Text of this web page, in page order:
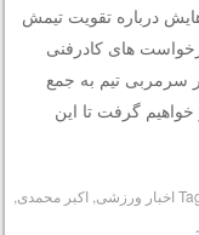
درباره تقویت تیمش
های کادرفنی
سرمربی تیم به جمع
گرفت تا این
اخبار ورزشی, اکبر محمدی,